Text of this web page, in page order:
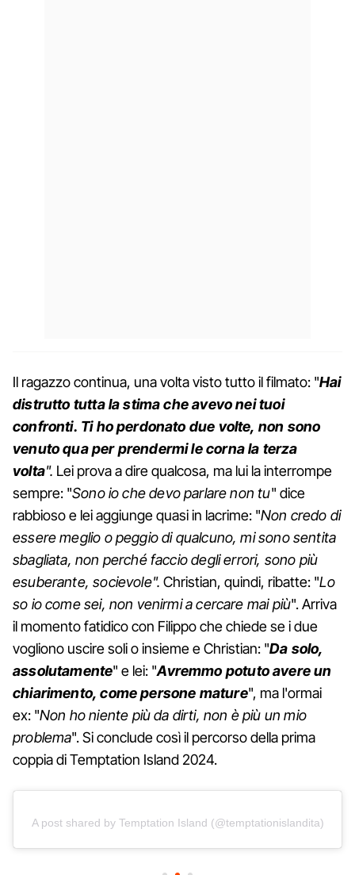
Il ragazzo continua, una volta visto tutto il filmato: "Hai
distrutto tutta la stima che avevo nei tuoi
confronti. Ti ho perdonato due volte, non sono
venuto qua per prendermi le corna la terza
volta". Lei prova a dire qualcosa, ma lui la interrompe
sempre: "Sono io che devo parlare non tu" dice
rabbioso e lei aggiunge quasi in lacrime: "Non credo di
essere meglio o peggio di qualcuno, mi sono sentita
sbagliata, non perché faccio degli errori, sono più
esuberante, socievole".Christian, quindi, ribatte: "Lo
so io come sei, non venirmi a cercare mai più". Arriva
il momento fatidico con Filippo che chiede se i due
vogliono uscire soli o insieme e Christian: "Da solo,
assolutamente" e lei: "Avremmo potuto avere un
chiarimento, come persone mature", ma l'ormai
ex: "Non ho niente più da dirti, non è più un mio
problema". Si conclude così il percorso della prima
coppia di Temptation Island 2024.
A post shared by Temptation Island (@temptationislandita)